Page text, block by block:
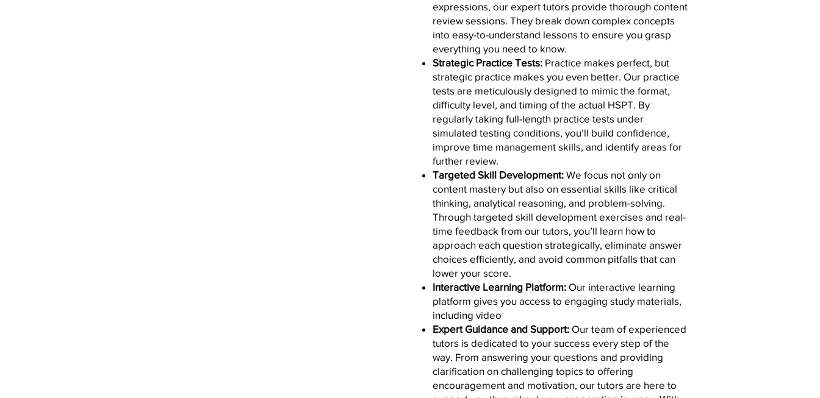
expressions, our expert tutors provide thorough content
review sessions. They break down complex concepts
into easy-to-understand lessons to ensure you grasp
everything you need to know.
Strategic Practice Tests: Practice makes perfect, but
strategic practice makes you even better. Our practice
tests are meticulously designed to mimic the format,
difficulty level, and timing of the actual HSPT. By
regularly taking full-length practice tests under
simulated testing conditions, you’ll build confidence,
improve time management skills, and identify areas for
further review.
Targeted Skill Development: We focus not only on
content mastery but also on essential skills like critical
thinking, analytical reasoning, and problem-solving.
Through targeted skill development exercises and real-
time feedback from our tutors, you’ll learn how to
approach each question strategically, eliminate answer
choices efficiently, and avoid common pitfalls that can
lower your score.
Interactive Learning Platform: Our interactive learning
platform gives you access to engaging study materials,
including video
Expert Guidance and Support: Our team of experienced
tutors is dedicated to your success every step of the
way. From answering your questions and providing
clarification on challenging topics to offering
encouragement and motivation, our tutors are here to